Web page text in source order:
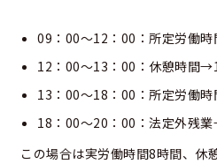
09：00～12：00：所定労働
12：00～13：00：休憩時間
13：00～18：00：所定労働
18：00～20：00：法定外残
この場合は実労働時間8時間、休